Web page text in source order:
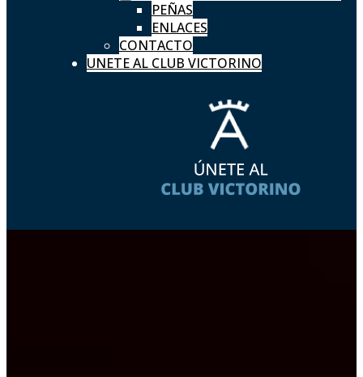
PEÑAS
ENLACES
CONTACTO
UNETE AL CLUB VICTORINO